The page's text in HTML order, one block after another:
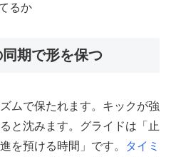
るか
期で形を保つ
ムで保たれます。キックが強
と沈みます。グライドは「止
を預ける時間」です。
タイミ